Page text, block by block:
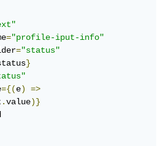
="profile-iput-info"
="status"
}
={(e)
=>
.value)}